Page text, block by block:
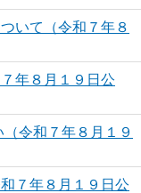
いて（令和７年８
年８月１９日公
令和７年８月１９
７年８月１９日公